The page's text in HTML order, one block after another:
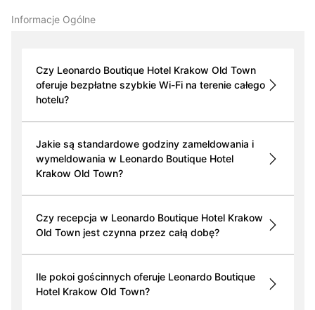
Informacje Ogólne
Czy Leonardo Boutique Hotel Krakow Old Town
oferuje bezpłatne szybkie Wi-Fi na terenie całego
hotelu?
Jakie są standardowe godziny zameldowania i
wymeldowania w Leonardo Boutique Hotel
Krakow Old Town?
Czy recepcja w Leonardo Boutique Hotel Krakow
Old Town jest czynna przez całą dobę?
Ile pokoi gościnnych oferuje Leonardo Boutique
Hotel Krakow Old Town?